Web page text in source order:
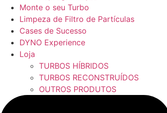
Monte o seu Turbo
Limpeza de Filtro de Partículas
Cases de Sucesso
DYNO Experience
Loja
TURBOS HÍBRIDOS
TURBOS RECONSTRUÍDOS
OUTROS PRODUTOS